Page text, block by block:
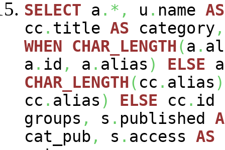
SELECT a .*, u . name AS
cc . title AS category ,
WHEN
CHAR_LENGTH(a .
a . id , a . alias ) ELSE a
CHAR_LENGTH( cc . alias )
cc . alias ) ELSE cc . id
groups , s . published
cat_pub , s . access AS